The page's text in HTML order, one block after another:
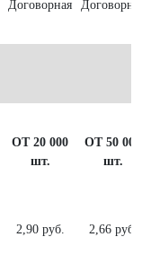
Договорная
ОТ 20 000
шт.
ОТ 50 000
шт.
2,90 руб. 2,66 руб.